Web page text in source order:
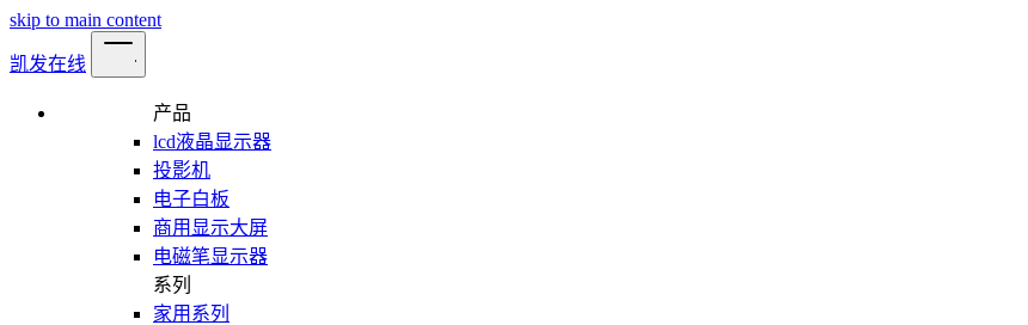
skip to main content
凯发在线
产品
lcd液晶显示器
投影机
电子白板
商用显示大屏
电磁笔显示器
系列
家用系列